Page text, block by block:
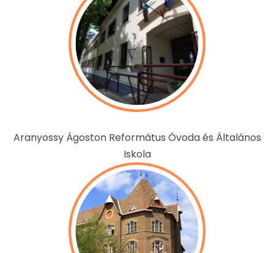
Aranyossy Ágoston Református Óvoda és Általános
Iskola